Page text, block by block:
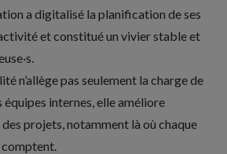
a digitalisé la planification de ses
et constitué un vivier stable et
n’allège pas seulement la charge de
équipes internes, elle améliore
projets, notamment là où chaque
comptent.